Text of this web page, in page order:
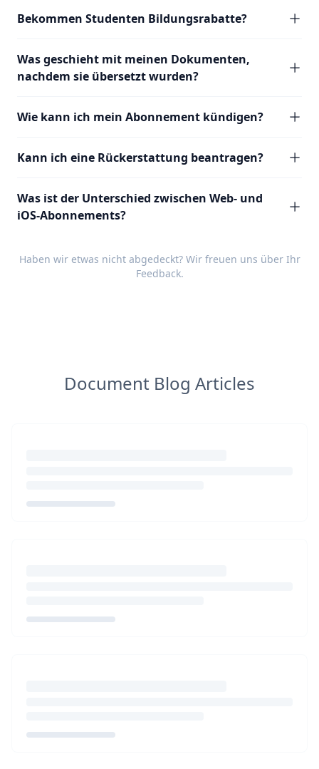
Bekommen Studenten Bildungsrabatte?
Was geschieht mit meinen Dokumenten,
nachdem sie übersetzt wurden?
Wie kann ich mein Abonnement kündigen?
Kann ich eine Rückerstattung beantragen?
Was ist der Unterschied zwischen Web- und
iOS-Abonnements?
Haben wir etwas nicht abgedeckt? Wir freuen uns über Ihr
Feedback.
Document Blog Articles